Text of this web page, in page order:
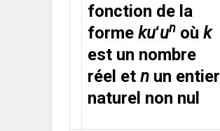
fonction de la
forme ku‘un où k
est un nombre
réel et n un entier
naturel non nul